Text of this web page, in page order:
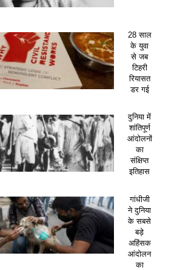
28 साल
के युवा
से जब
टिहरी
रियासत
डर गई
दुनिया में
शांतिपूर्ण
आंदोलनों
का
संक्षिप्त
इतिहास
गांधीजी
ने दुनिया
के सबसे
बड़े
अहिंसक
आंदोलन
का